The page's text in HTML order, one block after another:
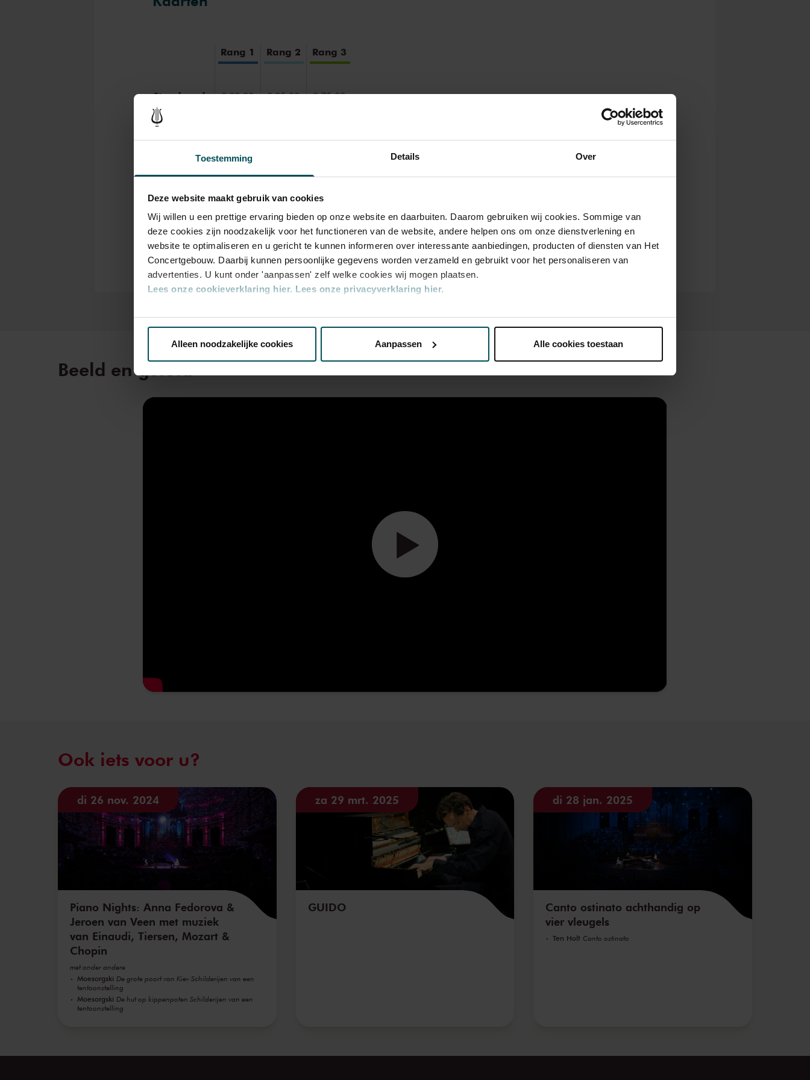
Toestemming Details Over
Deze website maakt gebruik van cookies
Wij willen u een prettige ervaring bieden op onze website en daarbuiten. Daarom gebruiken wij cookies. Sommige van
deze cookies zijn noodzakelijk voor het functioneren van de website, andere helpen ons om onze dienstverlening en
website te optimaliseren en u gericht te kunnen informeren over interessante aanbiedingen, producten of diensten van Het
Concertgebouw. Daarbij kunnen persoonlijke gegevens worden verzameld en gebruikt voor het personaliseren van
advertenties. U kunt onder 'aanpassen' zelf welke cookies wij mogen plaatsen.
Lees onze cookieverklaring hier. Lees onze privacyverklaring hier.
Via decookieverklaringop onze website kunt u uw toestemming op elk moment wijzigen of intrekken.
We werken samen met32 derdendie uw gegevens kunnen ontvangen en verwerken.
Alleen noodzakelijke cookies Aanpassen Alle cookies toestaan
de Grote Zaal misschien wel zijn meest geliefde zaal is: 'De akoestiek hier
Einaudi voor het laatst te gast in Amsterdam. Met zijn
Rang 1 Rang 2 Rang 3
Standaard € 99,00 € 95,00 € 75,00
Drankjes zijn niet bij de prijs inbegrepen. Ben je jonger dan 30
rolstoelplaatsen bestellen? Mail naar kassa@concertgebouw.nl
of bel de Concertgebouwlijn op 020 – 671 83 45.
Beeld en geluid
Ook iets voor u?
di 26 nov. 2024
Piano Nights: Anna Fedorova &
Jeroen van Veen met muziek
van Einaudi, Tiersen, Mozart &
Chopin
met onder andere
Moesorgski De grote poort van Kiev Schilderijen van een
tentoonstelling
Moesorgski De hut op kippenpoten Schilderijen van een
tentoonstelling
za 29 mrt. 2025
GUIDO
di 28 jan. 2025
Canto ostinato achthandig op
vier vleugels
Ten Holt Canto ostinato